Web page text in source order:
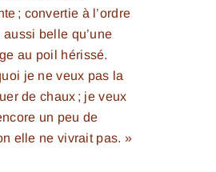
; convertie à l’ordre
belle qu’une
au poil hérissé.
je ne veux pas la
de chaux ; je veux
un peu de
elle ne vivrait pas. »